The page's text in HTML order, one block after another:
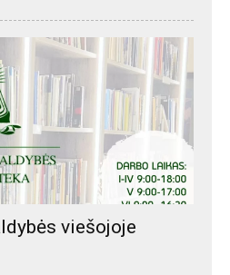
viešojoje